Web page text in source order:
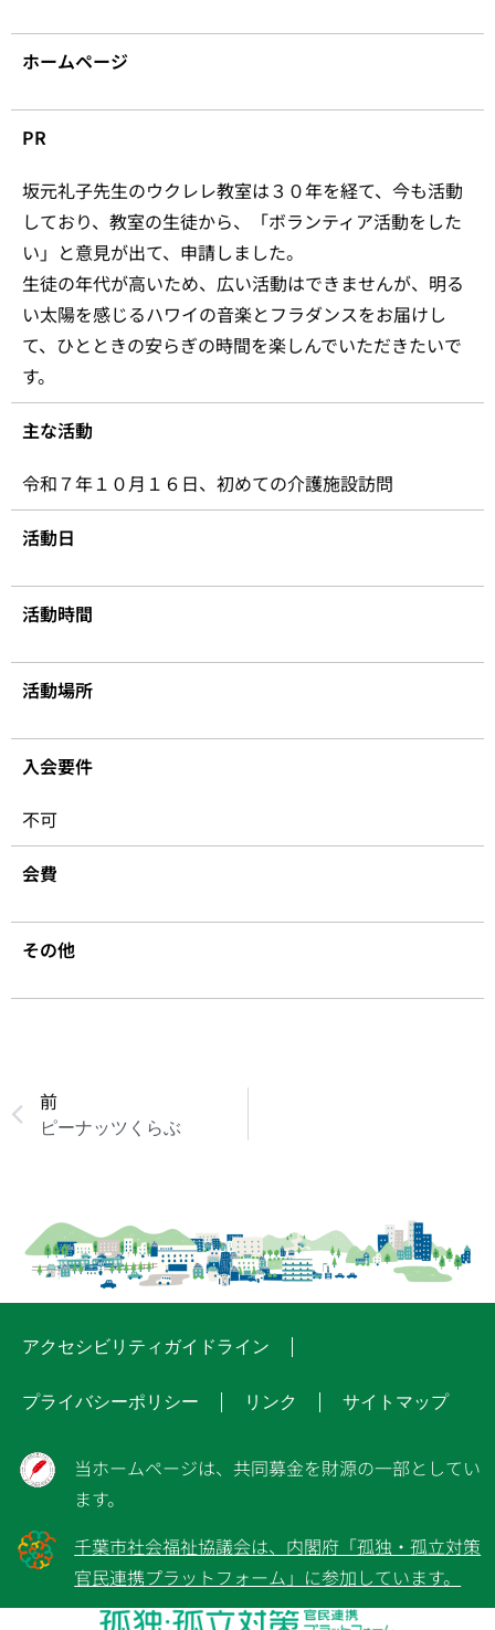
ホームページ
PR
坂元礼子先生のウクレレ教室は３０年を経て、今も活動
しており、教室の生徒から、「ボランティア活動をした
い」と意見が出て、申請しました。
生徒の年代が高いため、広い活動はできませんが、明る
い太陽を感じるハワイの音楽とフラダンスをお届けし
て、ひとときの安らぎの時間を楽しんでいただきたいで
す。
主な活動
令和７年１０月１６日、初めての介護施設訪問
活動日
活動時間
活動場所
入会要件
不可
会費
その他
前
ピーナッツくらぶ
アクセシビリティガイドライン
プライバシーポリシー リンク サイトマップ
当ホームページは、共同募金を財源の一部としてい
ます。
千葉市社会福祉協議会は、内閣府「孤独・孤立対策
官民連携プラットフォーム」に参加しています。